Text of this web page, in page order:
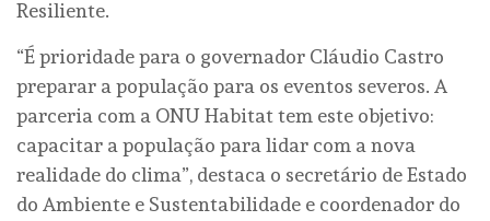
Resiliente.
“É prioridade para o governador Cláudio Castro
preparar a população para os eventos severos. A
parceria com a ONU Habitat tem este objetivo:
capacitar a população para lidar com a nova
realidade do clima”, destaca o secretário de Estado
do Ambiente e Sustentabilidade e coordenador do